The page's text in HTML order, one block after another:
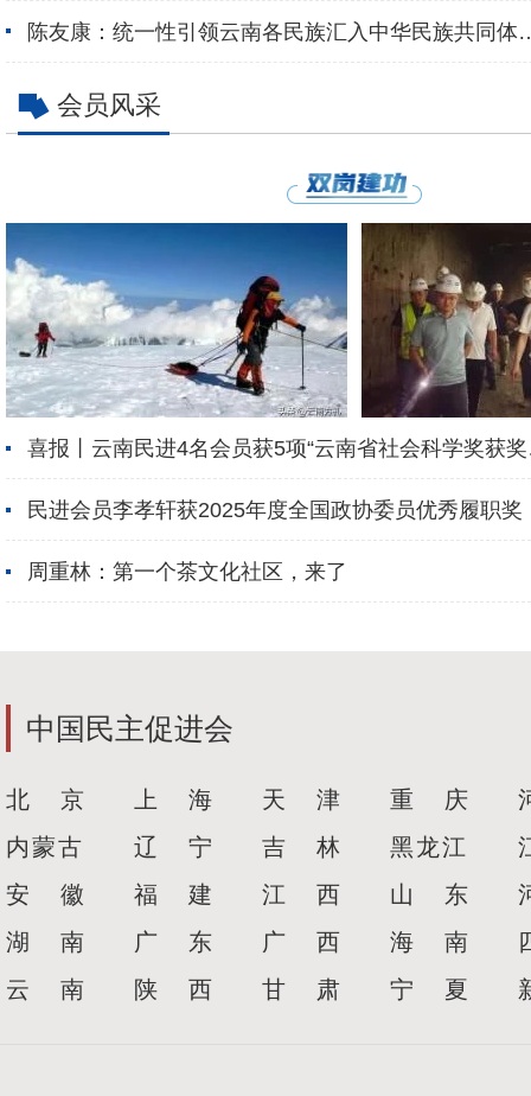
陈友康：统一性引领云南各民族汇入中华民族共同体
浩瀚大海会员风采
喜报丨云南民进4名会员获5项“云南省社会科学奖获
果”表彰
民进会员李孝轩获2025年度全国政协委员优秀履职奖
周重林：第一个茶文化社区，来了
中国民主促进会
北 京 上 海 天 津 重 庆
内蒙古
辽 宁 吉 林 黑龙江
安 徽
福 建 江 西 山 东
湖 南
广 东 广 西 海 南
云 南
陕 西 甘 肃 宁 夏